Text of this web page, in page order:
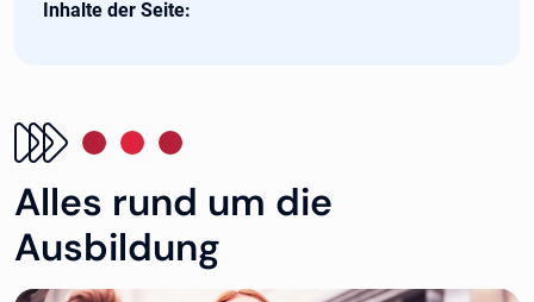
Inhalte der Seite:
Alles rund um die
Ausbildung